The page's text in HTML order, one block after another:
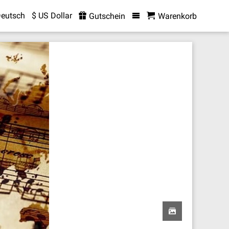
$ US Dollar Gutschein Warenkorb